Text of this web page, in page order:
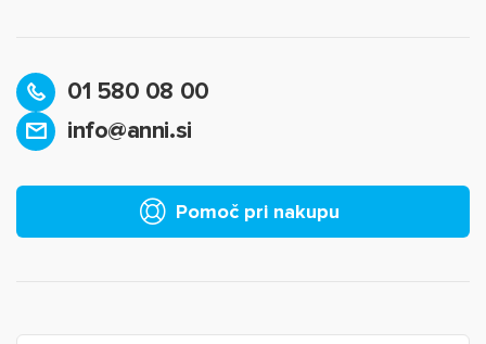
01 580 08 00
info@anni.si
Pomoč pri nakupu